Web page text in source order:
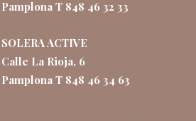
Pamplona T 848 46 32 33
SOLERA ACTIVE
Calle La Rioja, 6
Pamplona T 848 46 34 63